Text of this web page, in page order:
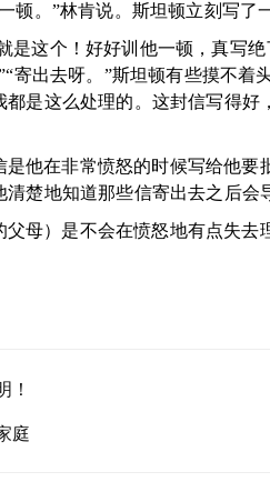
顿。”林肯说。斯坦顿立刻写了
这个！好好训他一顿，真写绝
寄出去呀。”斯坦顿有些摸不着
是这么处理的。这封信写得
在非常愤怒的时候写给他要
楚地知道那些信寄出去之后会
）是不会在愤怒地有点失去
！
庭